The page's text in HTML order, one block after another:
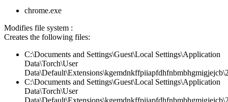
chrome.exe
Modifies file system :
Creates the following files:
C:\Documents and Settings\Guest\Local Settings\Application
Data\Torch\User
C:\Documents and Settings\Guest\Local Settings\Application
Data\Torch\User